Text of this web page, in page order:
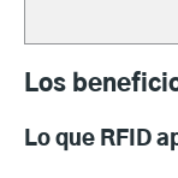
Los
Lo que RFID